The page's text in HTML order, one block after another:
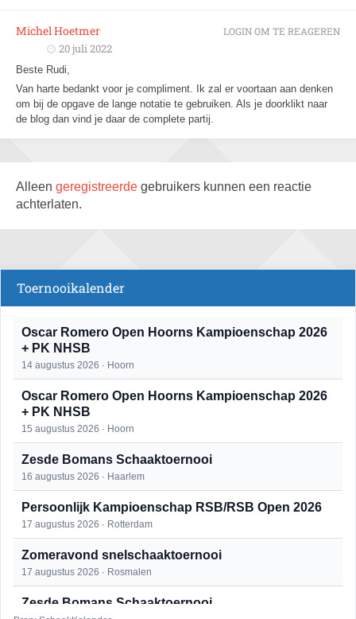
Michel Hoetmer
20 juli 2022
Beste Rudi,
Van harte bedankt voor je compliment. Ik zal er voortaan aan denken
om bij de opgave de lange notatie te gebruiken. Als je doorklikt naar
de blog dan vind je daar de complete partij.
LOGIN OM TE REAGEREN
Alleen geregistreerde gebruikers kunnen een reactie
achterlaten.
Toernooikalender
Oscar Romero Open Hoorns Kampioenschap 2026
+ PK NHSB
14 augustus 2026 · Hoorn
Oscar Romero Open Hoorns Kampioenschap 2026
+ PK NHSB
15 augustus 2026 · Hoorn
Zesde Bomans Schaaktoernooi
16 augustus 2026 · Haarlem
Persoonlijk Kampioenschap RSB/RSB Open 2026
17 augustus 2026 · Rotterdam
Zomeravond snelschaaktoernooi
17 augustus 2026 · Rosmalen
Zesde Bomans Schaaktoernooi